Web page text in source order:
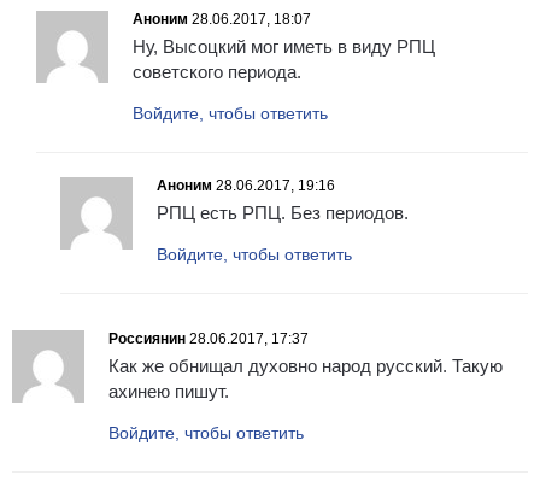
Аноним 28.06.2017, 18:07
Ну, Высоцкий мог иметь в виду РПЦ
советского периода.
Войдите, чтобы ответить
Аноним 28.06.2017, 19:16
РПЦ есть РПЦ. Без периодов.
Войдите, чтобы ответить
Россиянин 28.06.2017, 17:37
Как же обнищал духовно народ русский. Такую
ахинею пишут.
Войдите, чтобы ответить